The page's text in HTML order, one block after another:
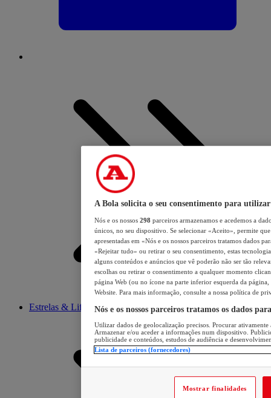
Estrelas & Lifestyle
A Bola solicita o seu consentimento para utilizar
Nós e os nossos 298 parceiros armazenamos e acedemos a
únicos, no seu dispositivo. Se selecionar «Aceito», permite
apresentadas em «Nós e os nossos parceiros tratamos dados
«Rejeitar tudo» ou retirar o seu consentimento, estas
alguns conteúdos e anúncios que vê poderão não ser tão
escolhas ou retirar o consentimento a qualquer momento
página Web (ou no ícone na parte inferior esquerda da página,
Website. Para mais informação, consulte a nossa política de
Nós e os nossos parceiros tratamos os dados
Utilizar dados de geolocalização precisos. Procurar
Armazenar e/ou aceder a informações num dispositivo.
publicidade e conteúdos, estudos de audiência e
Lista de parceiros (fornecedores)
Mostrar finalidades